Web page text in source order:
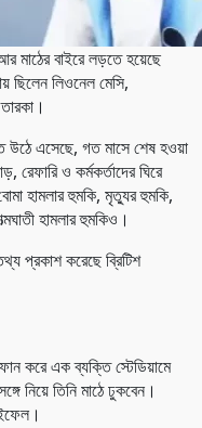
মাঠের বাইরে লড়তে হয়েছে
ছিলেন লিওনেল মেসি,
উঠে এসেছে, গত মাসে শেষ হওয়া
রেফারি ও কর্মকর্তাদের ঘিরে
হামলার হুমকি, মৃত্যুর হুমকি,
হামলার হুমকিও।
প্রকাশ করেছে ব্রিটিশ
ফোন করে এক ব্যক্তি স্টেডিয়ামে
নিয়ে তিনি মাঠে ঢুকবেন।